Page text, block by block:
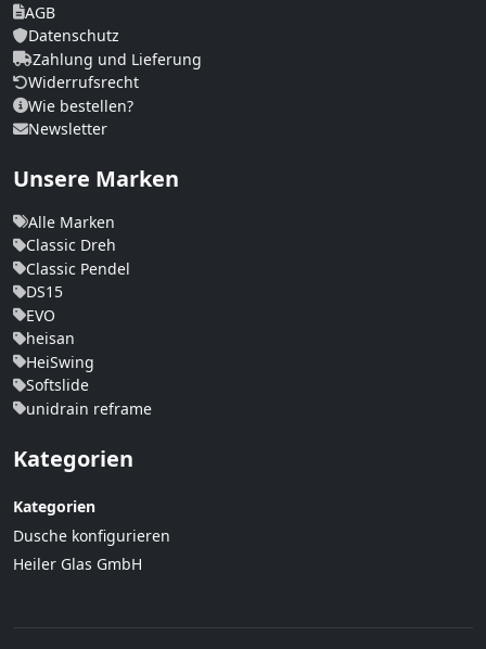
AGB
Datenschutz
Zahlung und Lieferung
Widerrufsrecht
Wie bestellen?
Newsletter
Unsere Marken
Alle Marken
Classic Dreh
Classic Pendel
DS15
EVO
heisan
HeiSwing
Softslide
unidrain reframe
Kategorien
Kategorien
Dusche konfigurieren
Heiler Glas GmbH